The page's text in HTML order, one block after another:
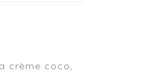
crème coco,